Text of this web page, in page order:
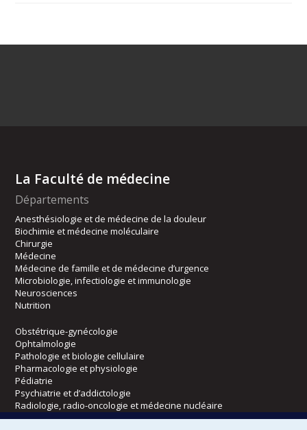
La Faculté de médecine
Départements
Anesthésiologie et de médecine de la douleur
Biochimie et médecine moléculaire
Chirurgie
Médecine
Médecine de famille et de médecine d’urgence
Microbiologie, infectiologie et immunologie
Neurosciences
Nutrition
Obstétrique-gynécologie
Ophtalmologie
Pathologie et biologie cellulaire
Pharmacologie et physiologie
Pédiatrie
Psychiatrie et d’addictologie
Radiologie, radio-oncologie et médecine nucléaire